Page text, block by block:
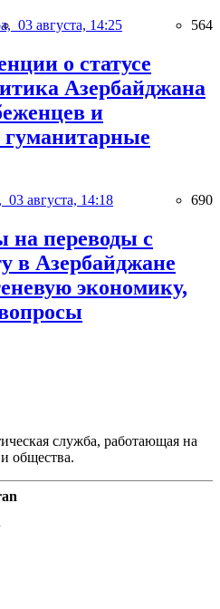
03 августа, 14:25 564
о статусе
Азербайджана
и
03 августа, 14:18 690
переводы с
в Азербайджане
экономику,
служба, работающая на
общества.